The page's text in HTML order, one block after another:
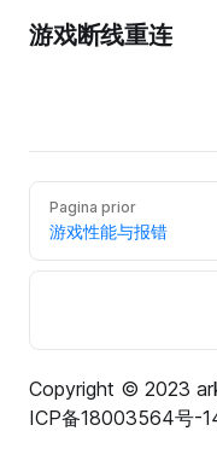
游戏断线重连
Pagina prior
游戏性能与报错
Copyright © 2023
ICP备18003564号-